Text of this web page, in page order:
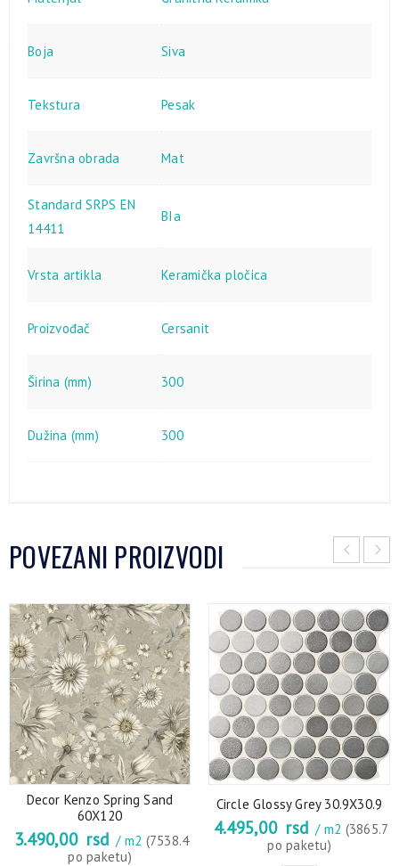
Boja Siva
Tekstura Pesak
Završna obrada Mat
Standard SRPS EN
14411
BIa
Vrsta artikla Keramička pločica
Proizvođač Cersanit
Širina (mm) 300
Dužina (mm) 300
POVEZANI PROIZVODI
Decor Kenzo Spring Sand
60X120
3.490,00 rsd / m2 (7538.4
po paketu)
Circle Glossy Grey 30.9X30.9
4.495,00 rsd / m2 (3865.7
po paketu)